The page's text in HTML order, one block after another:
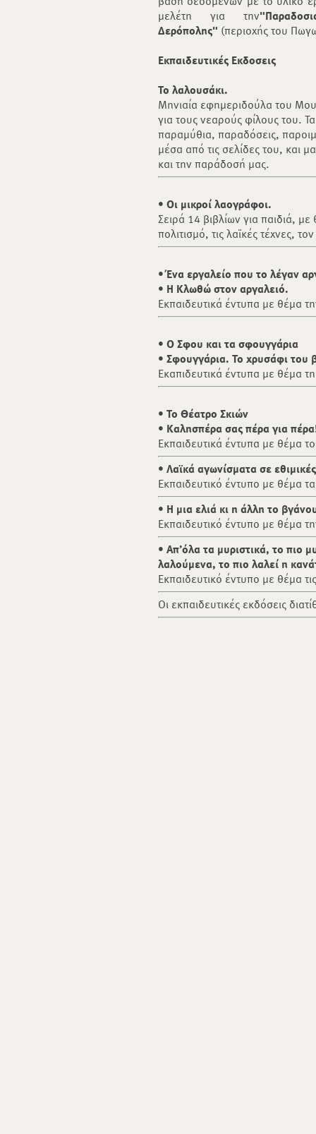
μελέτη για την
Δερόπολης" (περιοχής του
Εκπαιδευτικές Εκδοσεις
Το λαλουσάκι.
Μηνιαία εφημεριδούλα του
για τους νεαρούς φίλους του.
παραμύθια, παραδόσεις,
μέσα από τις σελίδες του, και
και την παράδοσή μας.
• Οι μικροί λαογράφοι.
Σειρά 14 βιβλίων για παιδιά,
πολιτισμό, τις λαϊκές τέχνες,
•Ένα εργαλείο που το λέγαν
• Η Κλωθώ στον αργαλειό.
Εκπαιδευτικά έντυπα με θέμα
• Ο Σφου και τα σφουγγάρια
• Σφουγγάρια. Το χρυσάφι του
Εκαπιδευτικά έντυπα με θέμα
• Το Θέατρο Σκιών
• Καλησπέρα σας πέρα για
Εκπαιδευτικά έντυπα με θέμα
• Λαϊκά αγωνίσματα σε
Εκπαιδευτικό έντυπο με θέμα
• Η μια ελιά κι η άλλη το
Εκπαιδευτικό έντυπο με θέμα
• Απ’όλα τα μυριστικά, το πιο
λαλούμενα, το πιο λαλεί η
Εκπαιδευτικό έντυπο με θέμα
Οι εκπαιδευτικές εκδόσεις